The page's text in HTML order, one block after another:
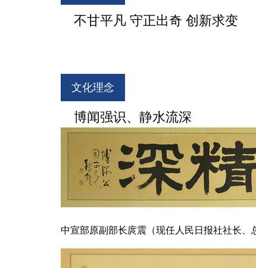
不甘平凡 守正出奇 创新求变
文化理念
博闻强识、静水流深
中宣部原副部长庹震（现任人民日报社社长、